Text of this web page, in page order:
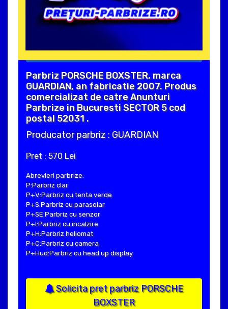
Parbriz PORSCHE BOXSTER, marca
GUARDIAN, an fabricatie 2007. Produs
comercializat de catre Anunturi
Parbrize in Bucuresti SECTOR 5 cod
postal 52031 .
Producator parbriz : GUARDIAN
Pret : 570 Lei
Abrevieri parbrize:
P:Parbriz clar
P+V:Parbriz cu tenta verde
P+S:Parbriz cu parasolar
P+SE:Parbriz cu senzor
P+I:Parbriz cu incalzire
P+H:Parbriz heliomat
P+C:Parbriz cu camera
P+Hud:Parbriz cu head up display
Solicita pret parbriz PORSCHE
BOXSTER